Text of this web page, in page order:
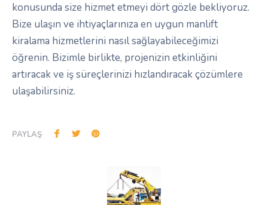
konusunda size hizmet etmeyi dört gözle bekliyoruz.
Bize ulaşın ve ihtiyaçlarınıza en uygun manlift
kiralama hizmetlerini nasıl sağlayabileceğimizi
öğrenin. Bizimle birlikte, projenizin etkinliğini
artıracak ve iş süreçlerinizi hızlandıracak çözümlere
ulaşabilirsiniz.
PAYLAŞ